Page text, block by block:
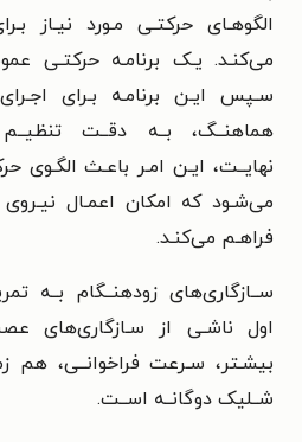
الگوهـای حرکتـی مـورد نیـاز
می‌کنـد. یـک برنامـه حرکتـی
سـپس ایـن برنامـه بـرای
هماهنــگ، بــه دقــت
نهایــت، ایـن امـر باعـث الگـوی
می‌شـود که امکان اعمـال
فراهـم می‌کنـد.
ســازگاری‌های زودهنــگام بــه
اول ناشـی از سـازگاری‌های
بیشـتر، سـرعت فراخوانــی، هم
شــلیک دوگانــه اســت.